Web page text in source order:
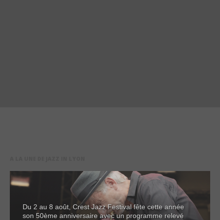
Du 2 au 8 août, Crest Jazz Festival fête cette année
son 50ème anniversaire avec un programme relevé